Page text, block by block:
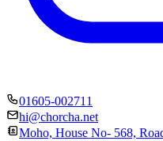
01605-002711
hi@chorcha.net
Moho, House No- 568,